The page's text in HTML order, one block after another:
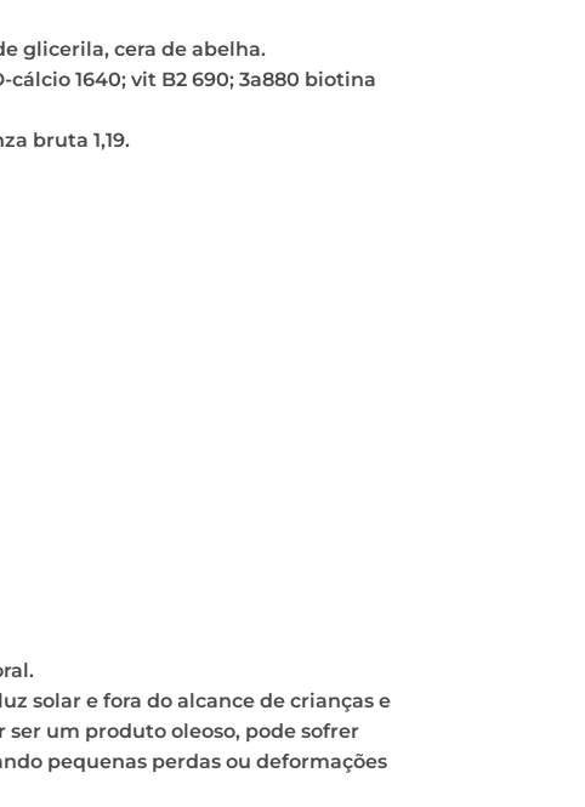
glicerila, cera de abelha.
1640; vit B2 690; 3a880 biotina
bruta 1,19.
solar e fora do alcance de crianças e
um produto oleoso, pode sofrer
pequenas perdas ou deformações